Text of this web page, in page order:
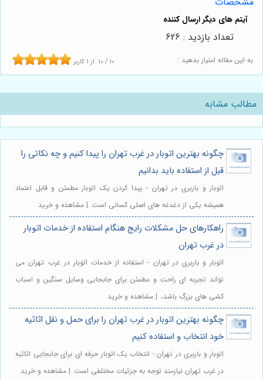
به این مقاله امتیاز بدهید : 10 / 10 از 1 کاربر
تعداد بازدید : 626
مطالب مشابه
چگونه بهترین اتوبار در غرب تهران را پیدا کنیم و چه نکاتی را
قبل از استفاده باید بدانیم
اتوبار و باربری در تهران - پیدا کردن یک اتوبار مطمئن و قابل اعتماد
همیشه یکی از دغدغه های اصلی کسانی است. | مشاهده و خرید
راهکارهای حل مشکلات رایج هنگام استفاده از خدمات اتوبار
در غرب تهران
اتوبار و باربری در تهران - استفاده از خدمات اتوبار در غرب تهران می
تواند تجربه ای راحت و مطمئن برای جابجایی وسایل سنگین و اسباب
کشی های بزرگ باشد،. | مشاهده و خرید
چگونه بهترین اتوبار در غرب تهران را برای حمل و نقل اثاثیه
خود انتخاب و استفاده کنیم
اتوبار و باربری در تهران - انتخاب یک اتوبار حرفه ای برای جابجایی اثاثیه
در غرب تهران نیازمند توجه به جزئیات مختلفی است. | مشاهده و خرید